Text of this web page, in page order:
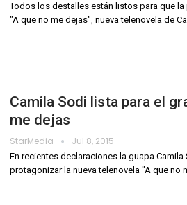
Todos los destalles están listos para que
"A que no me dejas", nueva telenovela de
Camila Sodi lista para el
me dejas
StarMedia Jul 8, 2015
En recientes declaraciones la guapa
protagonizar la nueva telenovela "A que no